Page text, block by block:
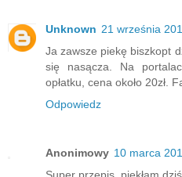
Unknown 21 września
Ja zawsze piekę biszkopt
się nasącza. Na
opłatku, cena około 20zł.
Odpowiedz
Anonimowy 10 marca